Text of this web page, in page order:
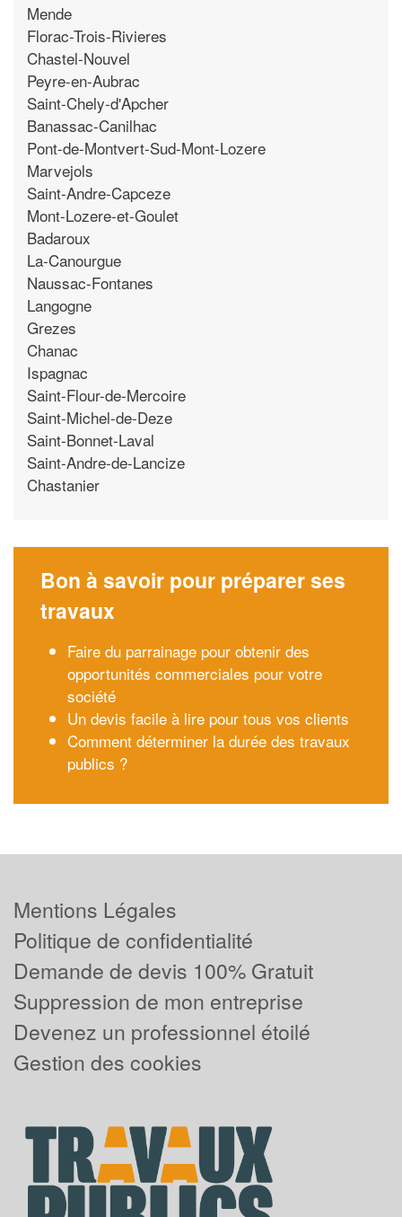
Mende
Florac-Trois-Rivieres
Chastel-Nouvel
Peyre-en-Aubrac
Saint-Chely-d'Apcher
Banassac-Canilhac
Pont-de-Montvert-Sud-Mont-Lozere
Marvejols
Saint-Andre-Capceze
Mont-Lozere-et-Goulet
Badaroux
La-Canourgue
Naussac-Fontanes
Langogne
Grezes
Chanac
Ispagnac
Saint-Flour-de-Mercoire
Saint-Michel-de-Deze
Saint-Bonnet-Laval
Saint-Andre-de-Lancize
Chastanier
Bon à savoir pour préparer ses
travaux
Faire du parrainage pour obtenir des
opportunités commerciales pour votre
société
Un devis facile à lire pour tous vos clients
Comment déterminer la durée des travaux
publics ?
Mentions Légales
Politique de confidentialité
Demande de devis 100% Gratuit
Suppression de mon entreprise
Devenez un professionnel étoilé
Gestion des cookies